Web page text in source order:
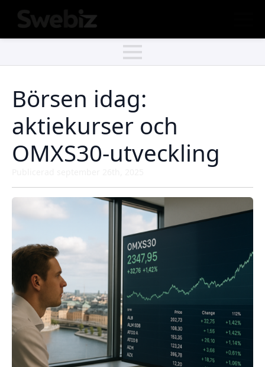
Börsen idag:
aktiekurser och
OMXS30-utveckling